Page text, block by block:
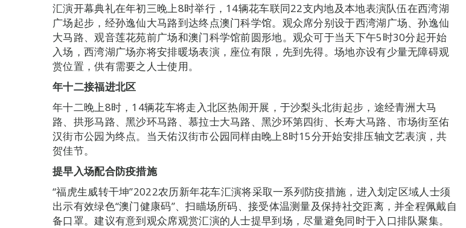
汇演开幕典礼在年初三晚上8时举行，14辆花车联同22支内地及本地表演队伍在西湾湖
广场起步，经孙逸仙大马路到达终点澳门科学馆。观众席分别设于西湾湖广场、孙逸仙
大马路、观音莲花苑前广场和澳门科学馆前圆形地。观众可于当天下午5时30分起开始
入场，西湾湖广场亦将安排暖场表演，座位有限，先到先得。场地亦设有少量无障碍观
赏位置，供有需要之人士使用。
年十二接福进北区
年十二晚上8时，14辆花车将走入北区热闹开展，于沙梨头北街起步，途经青洲大马
路、拱形马路、黑沙环马路、慕拉士大马路、黑沙环第四街、长寿大马路、市场街至佑
汉街市公园为终点。当天佑汉街市公园同样由晚上8时15分开始安排压轴文艺表演，共
贺佳节。
提早入场配合防疫措施
“福虎生威转干坤”2022农历新年花车汇演将采取一系列防疫措施，进入划定区域人士须
出示有效绿色“澳门健康码”、扫瞄场所码、接受体温测量及保持社交距离，并全程佩戴自
备口罩。建议有意到观众席观赏汇演的人士提早到场，尽量避免同时于入口排队聚集。